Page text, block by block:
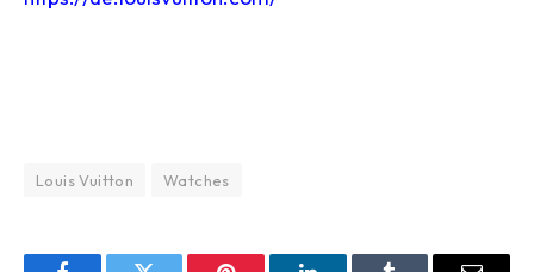
Louis Vuitton Watches